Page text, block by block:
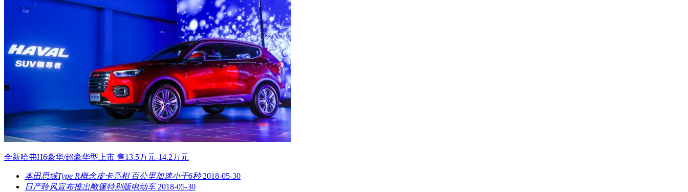
全新哈弗H6豪华/超豪华型上市 售13.5万元-14.2万元
本田思域Type R概念皮卡亮相 百公里加速小于6秒 2018-05-30
日产聆风宣布推出敞篷特别版电动车 2018-05-30